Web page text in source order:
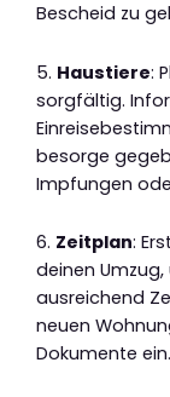
Bescheid zu
5. Haustiere:
sorgfältig.
besorge
Impfungen
6. Zeitplan:
deinen
ausreichend
neuen
Dokumente ein.